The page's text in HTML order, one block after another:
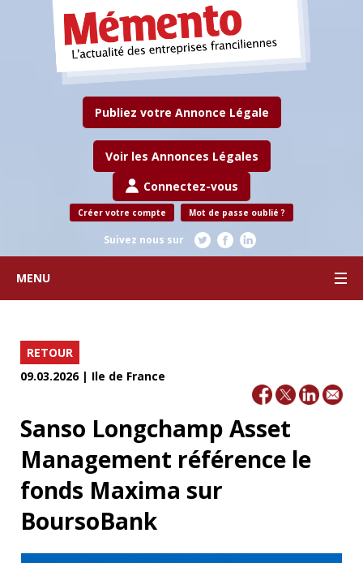
Publiez votre Annonce Légale
Voir les Annonces Légales
Connectez-vous
Créer votre compte Mot de passe oublié ?
Suivez nous sur
MENU
RETOUR
09.03.2026 | Ile de France
Sanso Longchamp Asset
Management référence le
fonds Maxima sur
BoursoBank